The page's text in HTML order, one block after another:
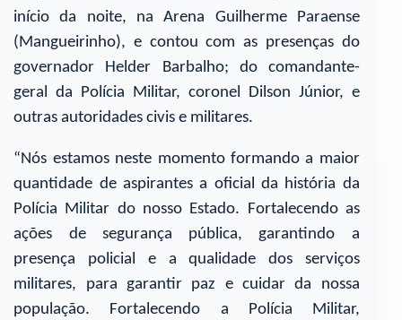
início da noite, na Arena Guilherme Paraense
(Mangueirinho), e contou com as presenças do
governador Helder Barbalho; do comandante-
geral da Polícia Militar, coronel Dilson Júnior, e
outras autoridades civis e militares.
“Nós estamos neste momento formando a maior
quantidade de aspirantes a oficial da história da
Polícia Militar do nosso Estado. Fortalecendo as
ações de segurança pública, garantindo a
presença policial e a qualidade dos serviços
militares, para garantir paz e cuidar da nossa
população. Fortalecendo a Polícia Militar,